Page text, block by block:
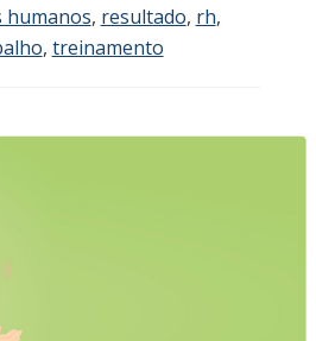
humanos, resultado, rh,
, treinamento